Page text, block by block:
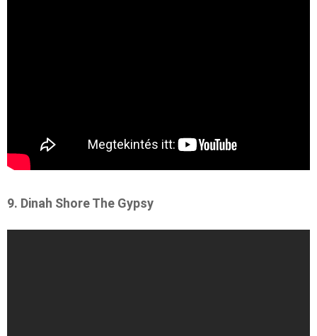
9. Dinah Shore The Gypsy